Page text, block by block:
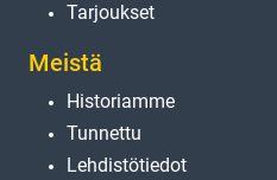
Tarjoukset
Meistä
Historiamme
Tunnettu
Lehdistötiedot